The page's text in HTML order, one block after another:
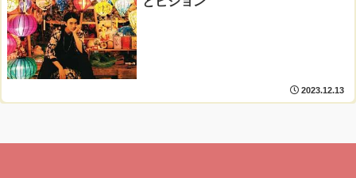
2023.12.13